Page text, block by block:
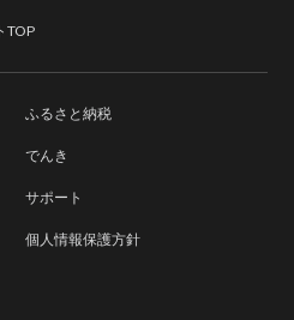
TOP
ふるさと納税
でんき
サポート
個人情報保護方針